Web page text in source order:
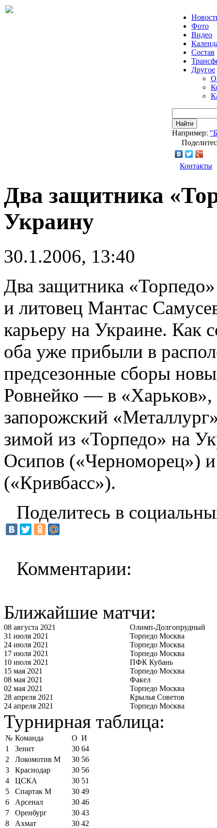
Фото
Видео
Состав
Другое
О
Найти
Например:
Контакты
Два защитника
Украину
30.1.2006, 13:40
Два защитника
и литовец Мантас
карьеру на Украине. Как
оба уже прибыли в
предсезонные сборы
Ровнейко — в
запорожский
зимой из «Торпедо» на
Осипов («Черноморец»)
(«Кривбасс»).
Поделитесь в
Комментарии:
Ближайшие матчи:
08 августа 2021
Олимп-Долгопрудный
31 июля 2021
Торпедо Москва
24 июля 2021
Торпедо Москва
17 июля 2021
Торпедо Москва
10 июля 2021
ПФК Кубань
15 мая 2021
Торпедо Москва
08 мая 2021
Факел
02 мая 2021
Торпедо Москва
28 апреля 2021
Крылья Советов
24 апреля 2021
Торпедо Москва
Турнирная таблица:
№ Команда О И
1
Зенит 30 64
2
Локомотив М 30 56
3
Краснодар 30 56
4
ЦСКА 30 51
5
Спартак М 30 49
6
Арсенал 30 46
7
Оренбург 30 43
8
Ахмат 30 42